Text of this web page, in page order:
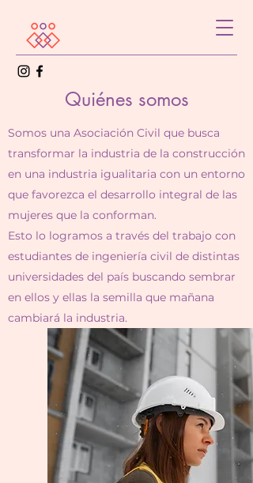
Quiénes somos
Somos una Asociación Civil que busca
transformar la industria de la construcción
en una industria igualitaria con un entorno
que favorezca el desarrollo integral de las
mujeres que la conforman.
Esto lo logramos a través del trabajo con
estudiantes de ingeniería civil de distintas
universidades del país buscando sembrar
en ellos y ellas la semilla que mañana
cambiará la industria.